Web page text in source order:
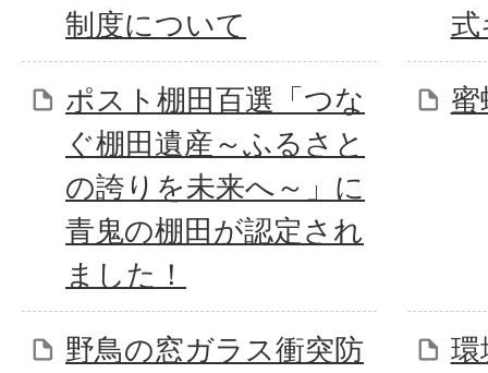
制度について
ポスト棚田百選「つな
ぐ棚田遺産～ふるさと
の誇りを未来へ～」に
青鬼の棚田が認定され
ました！
野鳥の窓ガラス衝突防
環